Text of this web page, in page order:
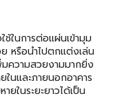
ในการต่อแผ่นเข้ามุม
หรือนำไปตกแต่งเล่น
ความสวยงามมากยิ่ง
ในและภายนอกอาคาร
ในระยะยาวได้เป็น